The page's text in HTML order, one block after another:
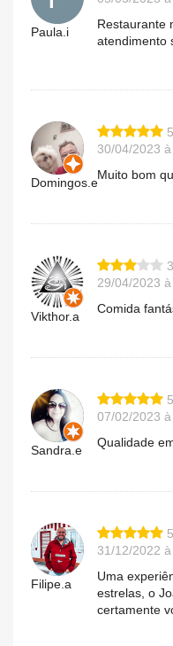
Paula.i
Restaurante
atendimento
Domingos.e
30/04/2023
Muito bom
Vikthor.a
29/04/2023
Comida
Sandra.e
07/02/2023
Qualidade
Filipe.a
31/12/2022
Uma
estrelas, o
certamente